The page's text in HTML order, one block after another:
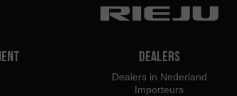
Dealers
Dealers in Nederland
Importeurs